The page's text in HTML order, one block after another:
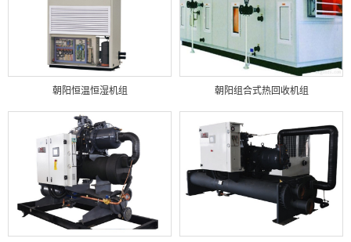
朝阳恒温恒湿机组 朝阳组合式热回收机组